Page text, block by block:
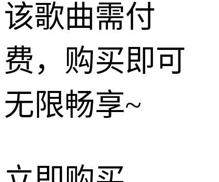
该歌曲需付
费，购买即可
无限畅享~